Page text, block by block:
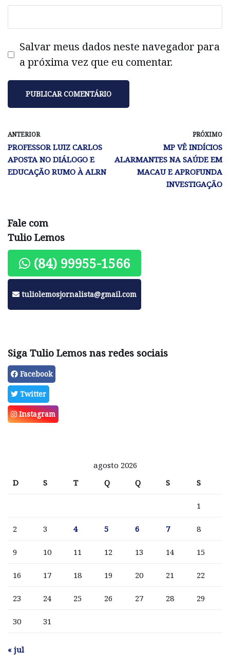
Salvar meus dados neste navegador para
a próxima vez que eu comentar.
ANTERIOR
PROFESSOR LUIZ CARLOS
APOSTA NO DIÁLOGO E
EDUCAÇÃO RUMO À ALRN
PRÓXIMO
MP VÊ INDÍCIOS
ALARMANTES NA SAÚDE EM
MACAU E APROFUNDA
INVESTIGAÇÃO
Fale com
Tulio Lemos
(84) 99955-1566
tuliolemosjornalista@gmail.com
Siga Tulio Lemos nas redes sociais
Facebook
Twitter
Instagram
agosto 2026
D
S T Q Q S S
1
2 3 4 5 6 7 8
9 10 11 12 13 14 15
16 17 18 19 20 21 22
23 24 25 26 27 28 29
30 31
« jul